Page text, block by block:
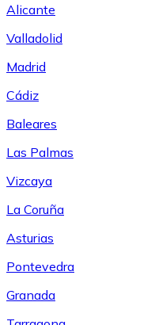
Alicante
Valladolid
Madrid
Cádiz
Baleares
Las Palmas
Vizcaya
La Coruña
Asturias
Pontevedra
Granada